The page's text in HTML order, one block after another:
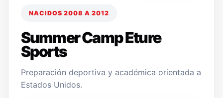
NACIDOS 2008 A 2012
Summer Camp Eture
Sports
Preparación deportiva y académica orientada a
Estados Unidos.